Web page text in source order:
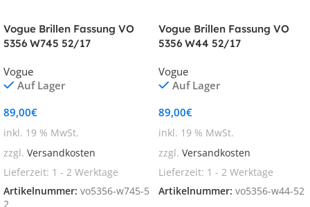
Vogue Brillen Fassung VO
5356 W745 52/17
Vogue
Auf Lager
89,00€
inkl. 19 % MwSt.
zzgl. Versandkosten
Lieferzeit: 1 - 2 Werktage
Artikelnummer: vo5356-w745-5
Vogue Brillen Fassung VO
5356 W44 52/17
Vogue
Auf Lager
89,00€
inkl. 19 % MwSt.
zzgl. Versandkosten
Lieferzeit: 1 - 2 Werktage
Artikelnummer: vo5356-w44-52